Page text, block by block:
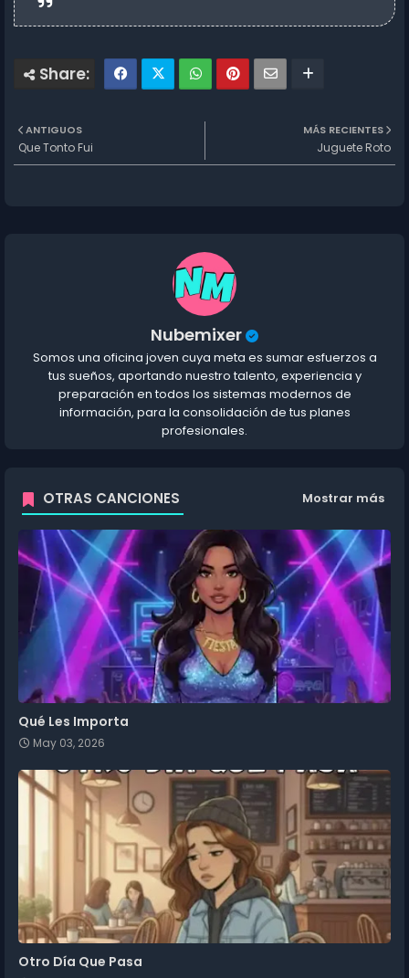
MÁS RECIENTES
Juguete Roto
ANTIGUOS
Que Tonto Fui
Nubemixer
Somos una oficina joven cuya meta es sumar esfuerzos a
tus sueños, aportando nuestro talento, experiencia y
preparación en todos los sistemas modernos de
información, para la consolidación de tus planes
profesionales.
OTRAS CANCIONES Mostrar más
Qué Les Importa
May 03, 2026
Otro Día Que Pasa